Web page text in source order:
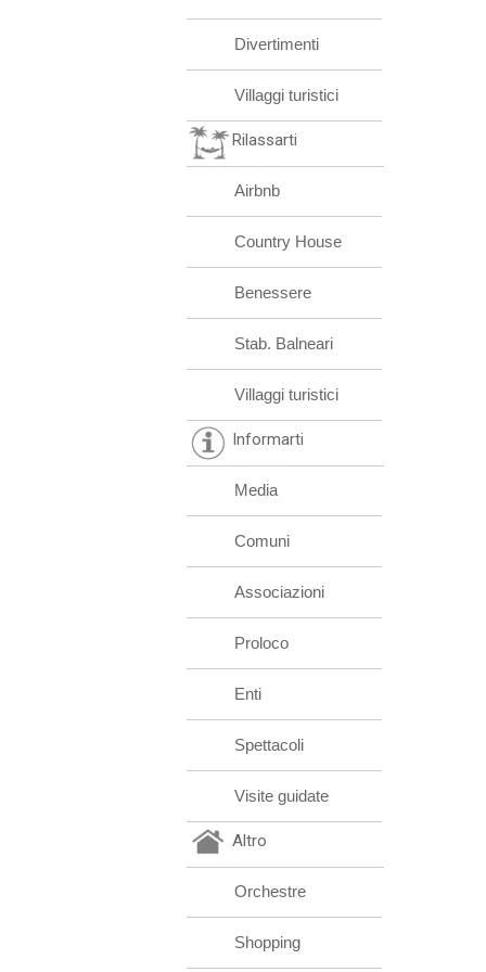
Divertimenti
Villaggi turistici
Rilassarti
Airbnb
Country House
Benessere
Stab. Balneari
Villaggi turistici
Informarti
Media
Comuni
Associazioni
Proloco
Enti
Spettacoli
Visite guidate
Altro
Orchestre
Shopping